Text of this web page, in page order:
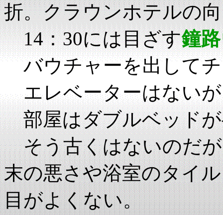
折。クラウンホテルの
14：30には目ざす鐘
バウチャーを出してチ
エレベーターはないが
部屋はダブルベッドが
そう古くはないのだが
末の悪さや浴室のタイ
目がよくない。